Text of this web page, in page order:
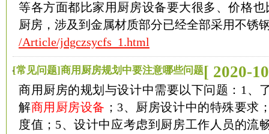
等各方面都比家用厨房设备要大很多、价格
厨房，涉及到金属材质部分已经全部采用不锈
/Article/jdgczsycfs_1.html
[常见问题]商用厨房规划中要注意哪些问题[ 2020-
商用厨房的规划与设计中需要以下问题：1、
解商用厨房设备 ；3、厨房设计中的特殊要求
度值；5、设计中应考虑到厨房工作人员的流